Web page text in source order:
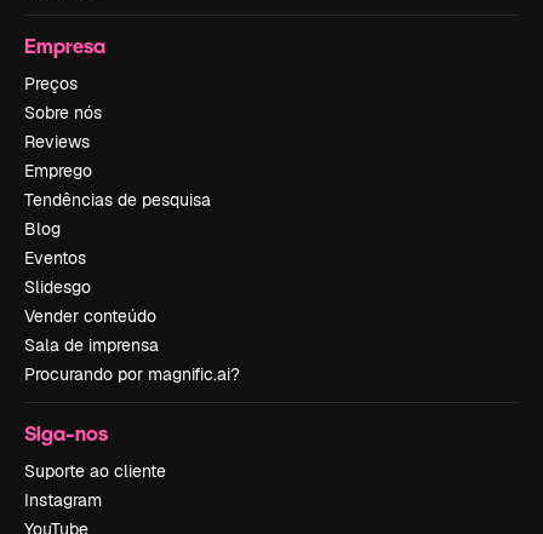
Empresa
Preços
Sobre nós
Reviews
Emprego
Tendências de pesquisa
Blog
Eventos
Slidesgo
Vender conteúdo
Sala de imprensa
Procurando por magnific.ai?
Siga-nos
Suporte ao cliente
Instagram
YouTube